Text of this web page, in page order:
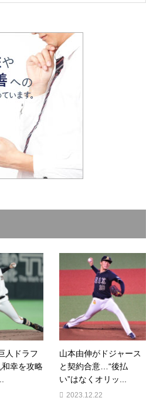
人ドラフ
和幸を攻略
山本由伸がドジャース
と契約合意…“後払
い”はなくオリッ...
2023.12.22